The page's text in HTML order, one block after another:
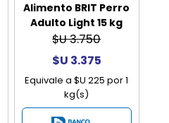
Alimento BRIT Perro
Adulto Light 15 kg
$U 3.750
$U 3.375
Equivale a $U 225 por 1
kg(s)